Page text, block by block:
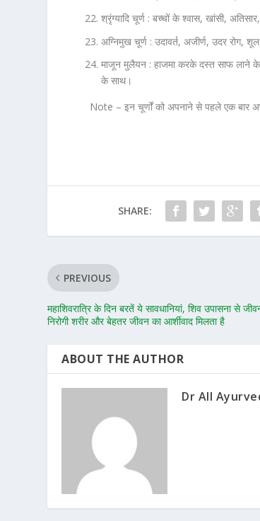
श्रृंग्यादि चूर्ण :बच्चों के श्वास, खांसी,
अग्निमुख चूर्ण :उदावर्त, अजीर्ण, उदर रोग,
माजून मुलैयन : हाजमा करके दस्त साफ लाने के
के साथ।
Note –इन चूर्णों को अपनाने से पहले एक बार
SHARE:
PREVIOUS
महाशिवरात्रि के दिन बरतें ये सावधानियां, शिव उपासना से
निरोगी शरीर और बेहतर जीवन का आर्शीवाद मिलता है
ABOUT THE AUTHOR
Dr All